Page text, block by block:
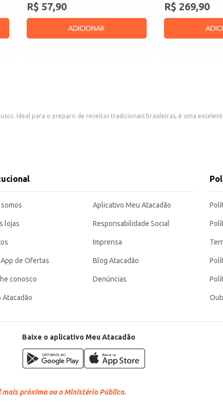
R$ 57,90
ADICIONAR
R$ 269,90
Ideal para o preparo de receitas tradicionais brasileiras, é uma
na embalagem.
tipos de estabelecimentos e consumidores. Sua embalagem de 500g
lojas
de Ofertas
conosco
Atacadão
Aplicativo Meu Atacadão
Responsabilidade Social
Imprensa
Blog Atacadão
Denúncias
Baixe o aplicativo Meu Atacadão
mais próxima ou o Ministério Público.